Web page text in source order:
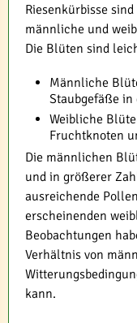
Riesenkürbisse
männliche und
Die Blüten sind
Männliche
Staubgefäße
Weibliche
Fruchtknoten
Die männlichen
und in größerer
ausreichende
erscheinenden
Beobachtungen
Verhältnis von
kann.